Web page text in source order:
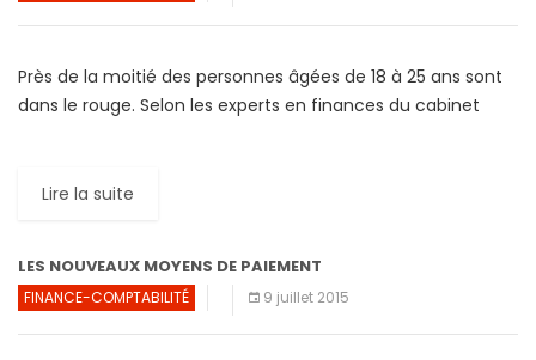
Près de la moitié des personnes âgées de 18 à 25 ans sont
dans le rouge. Selon les experts en finances du cabinet
Lire la suite
LES NOUVEAUX MOYENS DE PAIEMENT
FINANCE-COMPTABILITÉ 9 juillet 2015